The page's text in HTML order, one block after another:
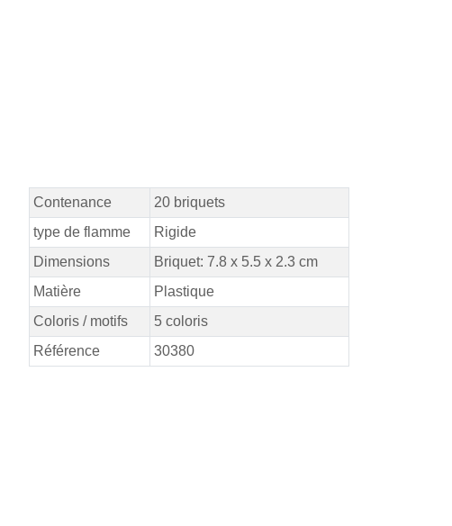
Contenance
20 briquets
type de flamme
Rigide
Dimensions
Briquet: 7.8 x 5.5 x 2.3 cm
Matière
Plastique
Coloris / motifs
5 coloris
Référence
30380